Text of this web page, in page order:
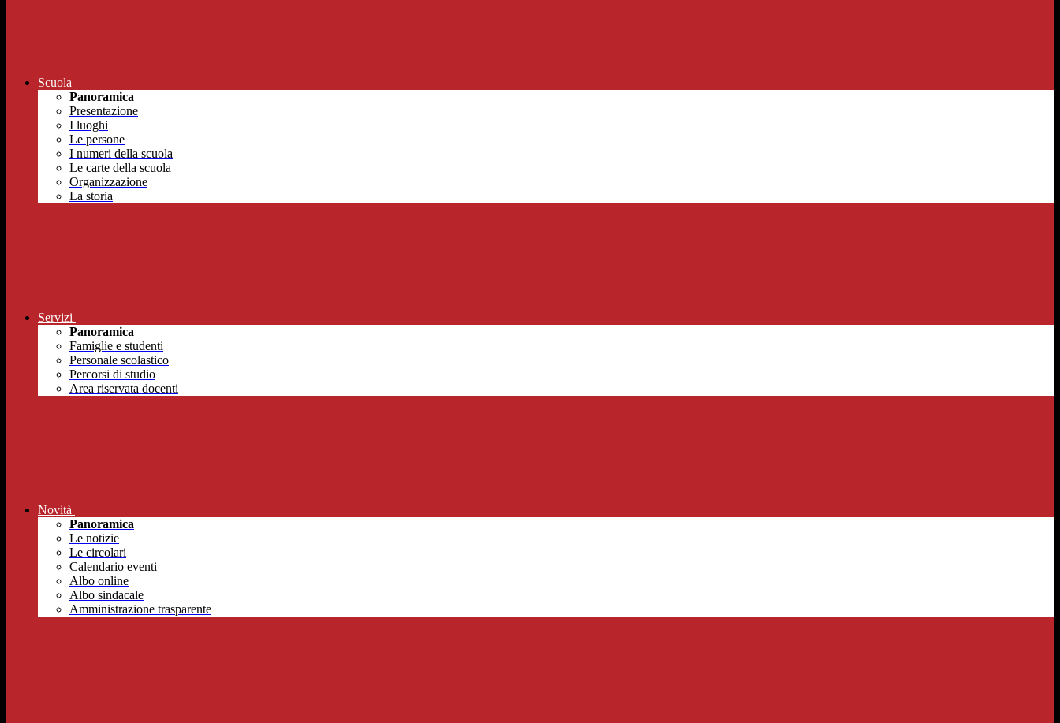
Scuola
Panoramica
Presentazione
I luoghi
Le persone
I numeri della scuola
Le carte della scuola
Organizzazione
La storia
Servizi
Panoramica
Famiglie e studenti
Personale scolastico
Percorsi di studio
Area riservata docenti
Novità
Panoramica
Le notizie
Le circolari
Calendario eventi
Albo online
Albo sindacale
Amministrazione trasparente